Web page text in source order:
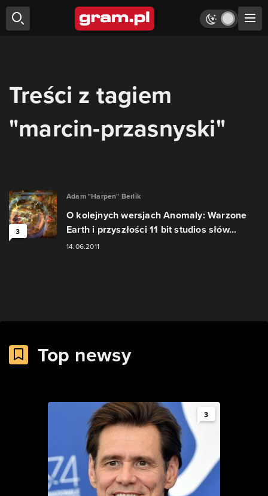
Treści z tagiem
"marcin-przasnyski"
3
Adam "Harpen" Berlik
O kolejnych wersjach Anomaly: Warzone
Earth i przyszłości 11 bit studios słów...
14.06.2011
Top newsy
3